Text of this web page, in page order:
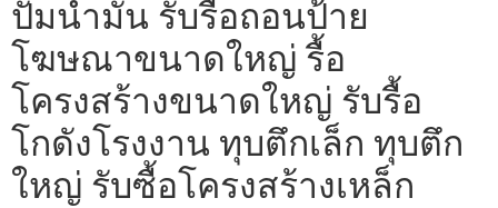
ปั้มน้ำมัน รับรื้อถอนป้าย
โฆษณาขนาดใหญ่ รื้อ
โครงสร้างขนาดใหญ่ รับรื้อ
โกดังโรงงาน ทุบตึกเล็ก ทุบตึก
ใหญ่ รับซื้อโครงสร้างเหล็ก